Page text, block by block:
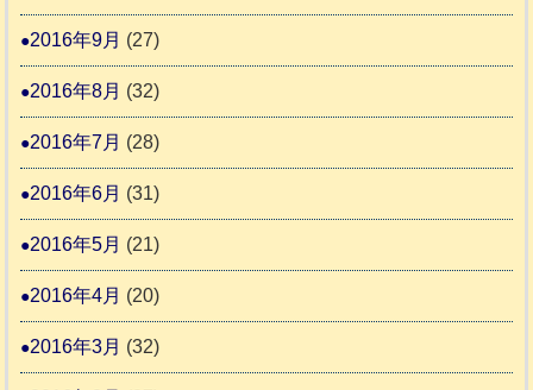
2016年9月 (27)
2016年8月 (32)
2016年7月 (28)
2016年6月 (31)
2016年5月 (21)
2016年4月 (20)
2016年3月 (32)